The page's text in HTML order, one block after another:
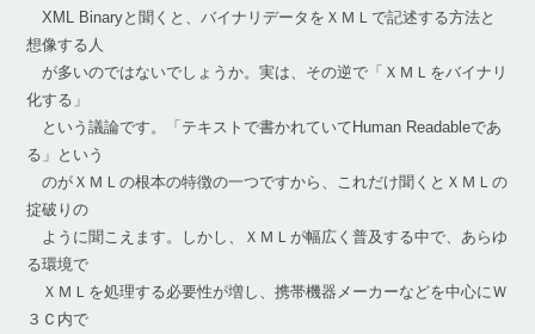
XML Binaryと聞くと、バイナリデータをＸＭＬで記述する方法と
想像する人
が多いのではないでしょうか。実は、その逆で「ＸＭＬをバイナリ
化する」
という議論です。「テキストで書かれていてHuman Readableであ
る」という
のがＸＭＬの根本の特徴の一つですから、これだけ聞くとＸＭＬの
掟破りの
ように聞こえます。しかし、ＸＭＬが幅広く普及する中で、あらゆ
る環境で
ＸＭＬを処理する必要性が増し、携帯機器メーカーなどを中心にＷ
３Ｃ内で